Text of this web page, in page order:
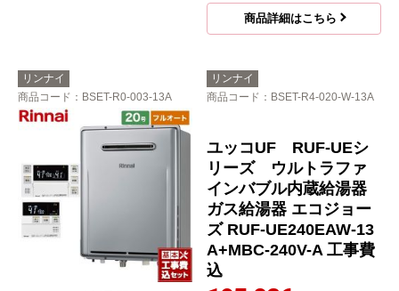
商品詳細はこちら
リンナイ
商品コード ：BSET-R0-003-13A
リンナイ
商品コード ：BSET-R4-020-W-13A